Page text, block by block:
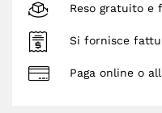
Reso gratuito e
Si fornisce
Paga online o